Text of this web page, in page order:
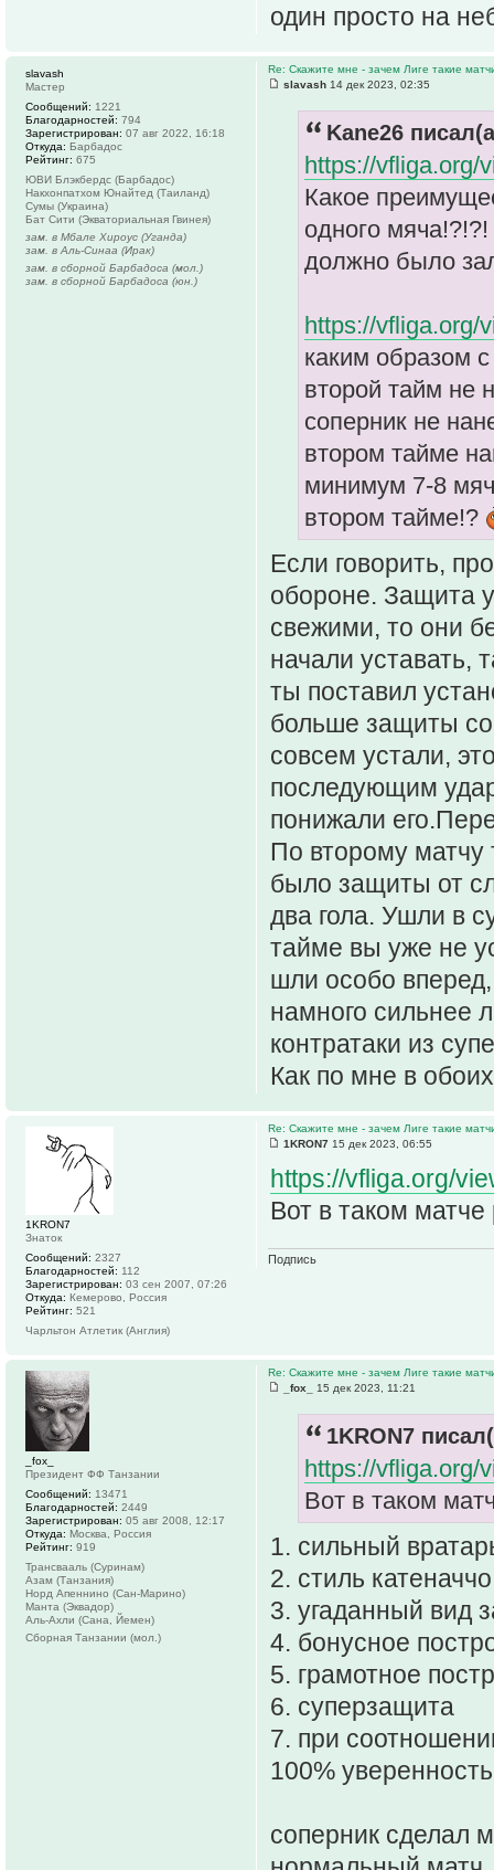
один просто на
Re: Скажите мне - зачем Лиге такие
slavash 14 дек 2023, 02:35
Kane26
https://vfliga.org/
Какое
одного
должно было
https://vfliga.org/
каким образом
второй тайм
соперник не
втором тайме
минимум 7-8
втором тайме!?
Если говорить,
обороне. Защита
свежими, то они
начали уставать,
ты поставил
больше защиты
совсем устали,
последующим
понижали
По второму матчу
было защиты от
два гола. Ушли в
тайме вы уже не
шли особо
намного сильнее
контратаки из
Как по мне в
slavash
Мастер
Сообщений: 1221
Благодарностей: 794
Зарегистрирован: 07 авг 2022, 16:18
Откуда: Барбадос
Рейтинг: 675
ЮВИ Блэкбердс (Барбадос)
Накхонпатхом Юнайтед (Таиланд)
Сумы (Украина)
Бат Сити (Экваториальная Гвинея)
зам. в Мбале Хироус (Уганда)
зам. в Аль-Синаа (Ирак)
зам. в сборной Барбадоса (мол.)
зам. в сборной Барбадоса (юн.)
Re: Скажите мне - зачем Лиге такие
1KRON7 15 дек 2023, 06:55
https://vfliga.org/
Вот в таком
Подпись
1KRON7
Знаток
Сообщений: 2327
Благодарностей: 112
Зарегистрирован: 03 сен 2007, 07:26
Откуда: Кемерово, Россия
Рейтинг: 521
Чарльтон Атлетик (Англия)
Re: Скажите мне - зачем Лиге такие
_fox_
15 дек 2023, 11:21
1KRON7
https://vfliga.org/
Вот в таком
1. сильный
2. стиль катеначчо
3. угаданный вид
4. бонусное
5. грамотное
6. суперзащита
7. при
100%
соперник сделал
_fox_
Президент ФФ Танзании
Сообщений: 13471
Благодарностей: 2449
Зарегистрирован: 05 авг 2008, 12:17
Откуда: Москва, Россия
Рейтинг: 919
Трансвааль (Суринам)
Азам (Танзания)
Норд Апеннино (Сан-Марино)
Манта (Эквадор)
Аль-Ахли (Сана, Йемен)
Сборная Танзании (мол.)